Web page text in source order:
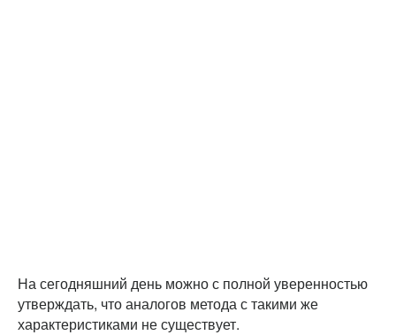
На сегодняшний день можно с полной уверенностью
утверждать, что аналогов метода с такими же
характеристиками не существует.